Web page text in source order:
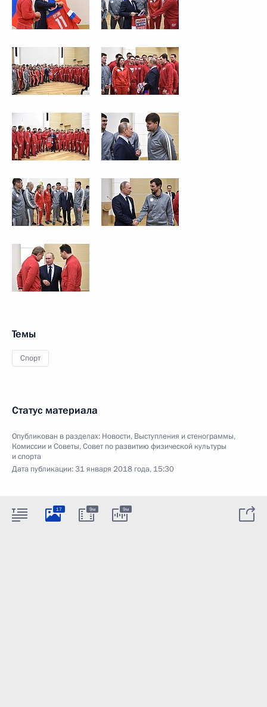
Темы
Спорт
Статус материала
Опубликован в разделах: Новости, Выступления и стенограммы,
Комиссии и Советы,Совет по развитию физической культуры
и спорта
Дата публикации:31 января 2018 года, 15:30
17 9м 9м